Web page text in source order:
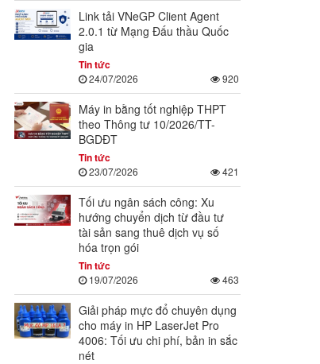
Link tải VNeGP Client Agent
2.0.1 từ Mạng Đấu thầu Quốc
gia
Tin tức
24/07/2026 920
Máy in bằng tốt nghiệp THPT
theo Thông tư 10/2026/TT-
BGDĐT
Tin tức
23/07/2026 421
Tối ưu ngân sách công: Xu
hướng chuyển dịch từ đầu tư
tài sản sang thuê dịch vụ số
hóa trọn gói
Tin tức
19/07/2026 463
Giải pháp mực đổ chuyên dụng
cho máy in HP LaserJet Pro
4006: Tối ưu chi phí, bản in sắc
nét